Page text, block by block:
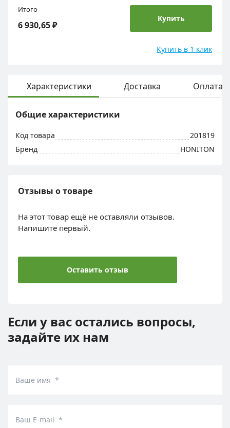
Итого
6 930,65 ₽
Купить
Купить в 1 клик
Характеристики Доставка Оплата
Общие характеристики
Код товара
201819
Бренд
HONITON
Отзывы о товаре
На этот товар ещё не оставляли отзывов.
Напишите первый.
Оставить отзыв
Если у вас остались вопросы,
задайте их нам
Ваше имя *
Ваш E-mail *